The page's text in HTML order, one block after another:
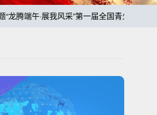
腾端午·展我风采”第一届全国青少年端午节